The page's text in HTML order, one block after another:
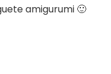
amigurumi 🙂